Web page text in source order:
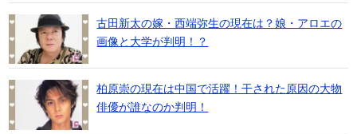
古田新太の嫁・西端弥生の現在は？娘・アロエの
画像と大学が判明！？
柏原崇の現在は中国で活躍！干された原因の大物
俳優が誰なのか判明！